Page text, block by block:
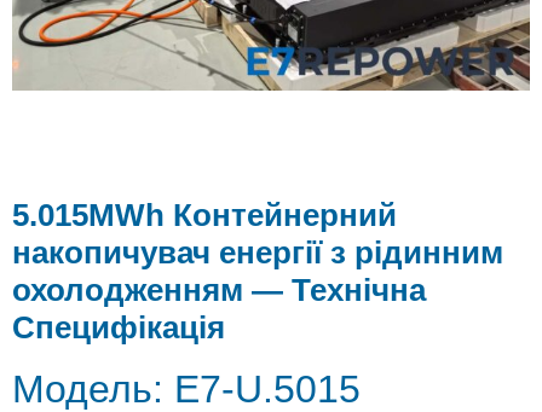
5.015MWh Контейнерний
накопичувач енергії з рідинним
охолодженням — Технічна
Специфікація
Модель: E7-U.5015